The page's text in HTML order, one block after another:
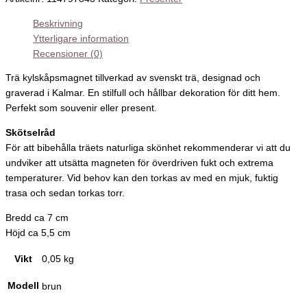
Beskrivning
Ytterligare information
Recensioner (0)
Trä kylskåpsmagnet tillverkad av svenskt trä, designad och
graverad i Kalmar. En stilfull och hållbar dekoration för ditt hem.
Perfekt som souvenir eller present.
Skötselråd
För att bibehålla träets naturliga skönhet rekommenderar vi att du
undviker att utsätta magneten för överdriven fukt och extrema
temperaturer. Vid behov kan den torkas av med en mjuk, fuktig
trasa och sedan torkas torr.
Bredd ca 7 cm
Höjd ca 5,5 cm
Vikt 0,05 kg
Modell brun